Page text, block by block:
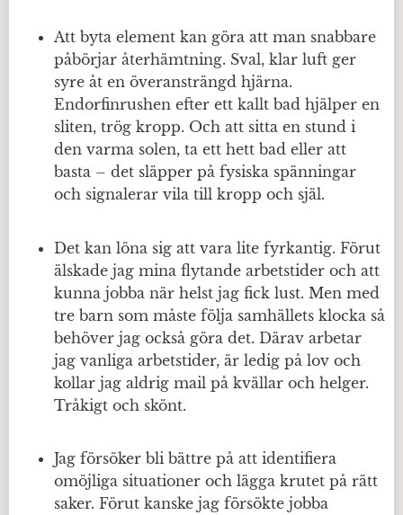
Att byta element kan göra att man snabbare
påbörjar återhämtning. Sval, klar luft ger
syre åt en överansträngd hjärna.
Endorfinrushen efter ett kallt bad hjälper en
sliten, trög kropp. Och att sitta en stund i
den varma solen, ta ett hett bad eller att
basta – det släpper på fysiska spänningar
och signalerar vila till kropp och själ.
Det kan löna sig att vara lite fyrkantig. Förut
älskade jag mina flytande arbetstider och att
kunna jobba när helst jag fick lust. Men med
tre barn som måste följa samhällets klocka så
behöver jag också göra det. Därav arbetar
jag vanliga arbetstider, är ledig på lov och
kollar jag aldrig mail på kvällar och helger.
Tråkigt och skönt.
Jag försöker bli bättre på att identifiera
omöjliga situationer och lägga krutet på rätt
saker. Förut kanske jag försökte jobba